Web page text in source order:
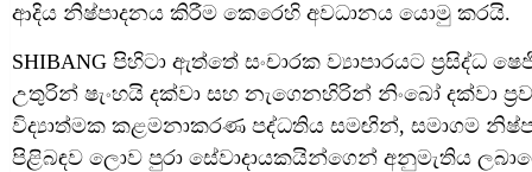
ආදිය නිෂ්පාදනය කිරීම කෙරෙහි අවධානය යොමු කරයි.
SHIBANG පිහිටා ඇත්තේ සංචාරක ව්‍යාපාරයට ප්‍රසිද්ධ
උතුරින් ෂැංහයි දක්වා සහ නැගෙනහිරින් නිංබෝ දක්වා
විද්‍යාත්මක කළමනාකරණ පද්ධතිය සමඟින්, සමාගම
පිළිබඳව ලොව පුරා සේවාදායකයින්ගෙන් අනුමැතිය